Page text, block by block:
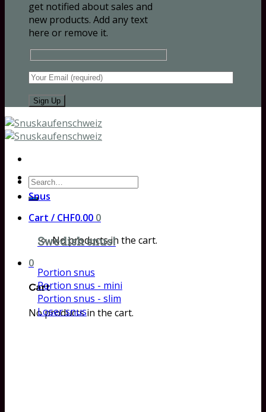
get notified about sales and
new products. Add any text
here or remove it.
Search
for:
Cart / CHF0.00 0
No products in the cart.
0
Cart
No products in the cart.
Snus
Swedish snus!
Portion snus
Portion snus - mini
Portion snus - slim
Loser snus